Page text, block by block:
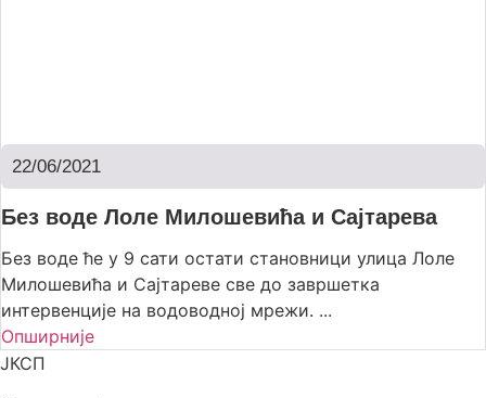
22/06/2021
Без воде Лоле Милошевића и Сајтарева
Без воде ће у 9 сати остати становници улица Лоле
Милошевића и Сајтареве све до завршетка
интервенције на водоводној мрежи. ...
Опширније
ЈКСП